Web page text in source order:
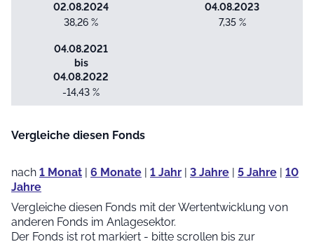
02.08.2024
38,26 %
04.08.2023
7,35 %
04.08.2021
bis
04.08.2022
-14,43 %
Vergleiche diesen Fonds
nach 1 Monat | 6 Monate | 1 Jahr | 3 Jahre | 5 Jahre | 10
Jahre
Vergleiche diesen Fonds mit der Wertentwicklung von
anderen Fonds im Anlagesektor.
Der Fonds ist rot markiert - bitte scrollen bis zur